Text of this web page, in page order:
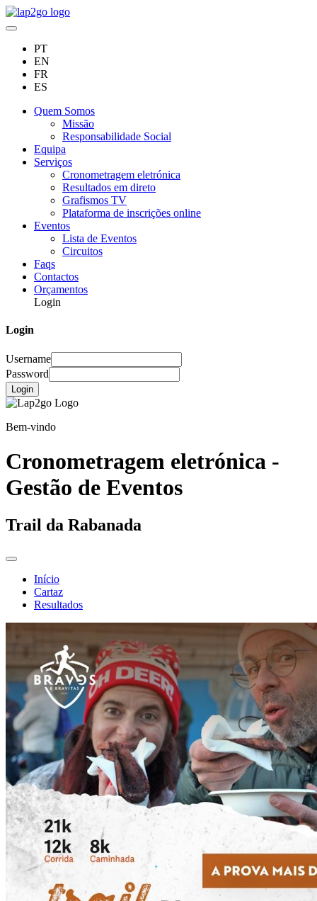
PT
EN
FR
ES
Quem Somos
Missão
Responsabilidade Social
Equipa
Serviços
Cronometragem eletrónica
Resultados em direto
Grafismos TV
Plataforma de inscrições online
Eventos
Lista de Eventos
Circuitos
Faqs
Contactos
Orçamentos
Login
Login
Username
Password
Login
Bem-vindo
Cronometragem eletrónica -
Gestão de Eventos
Trail da Rabanada
Início
Cartaz
Resultados